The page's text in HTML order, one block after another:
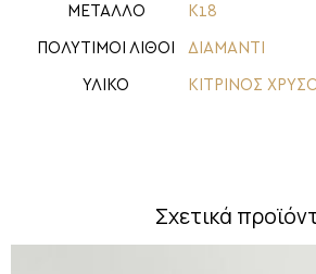
ΜΕΤΑΛΛΟ Κ18
ΠΟΛΥΤΙΜΟΙ ΛΙΘΟΙ ΔΙΑΜΑΝΤΙ
ΥΛΙΚΟ ΚΙΤΡΙΝΟΣ
Σχετικά